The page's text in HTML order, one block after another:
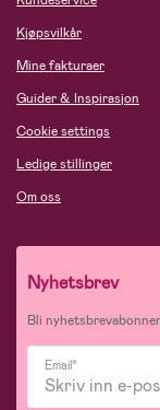
Kjøpsvilkår
Mine fakturaer
Guider & Inspirasjon
Cookie settings
Ledige stillinger
Om oss
Nyhetsbrev
Bli
Email*